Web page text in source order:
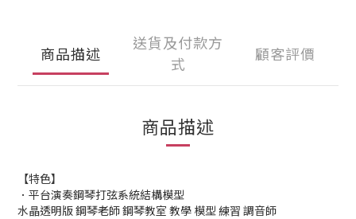
商品描述
送貨及付款方
式
顧客評價
商品描述
【特色】
．平台演奏鋼琴打弦系統結構模型
水晶透明版 鋼琴老師 鋼琴教室 教學 模型 練習 調音師